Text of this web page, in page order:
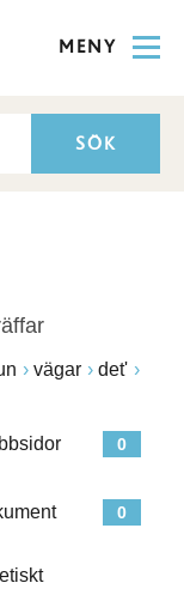
MENY
vägar det'
0
0